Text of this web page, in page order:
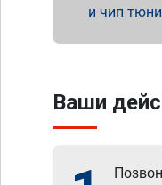
и чип
Ваши